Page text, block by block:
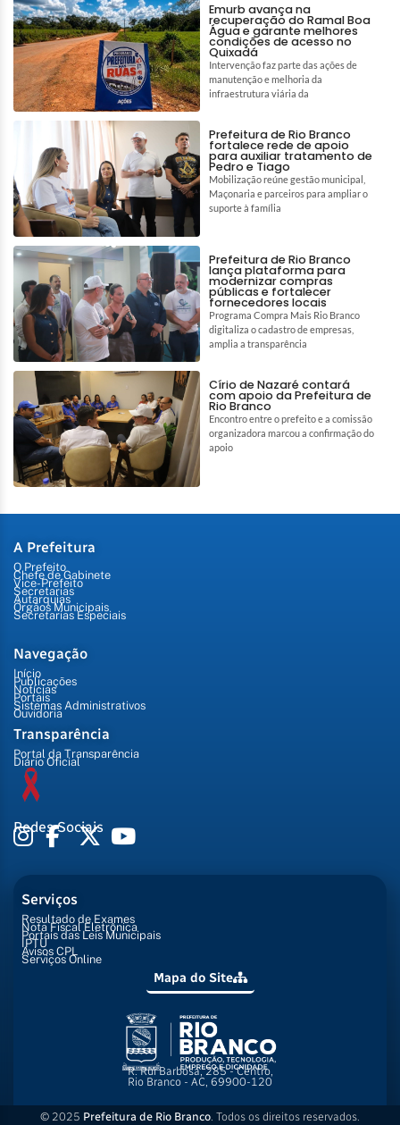
Emurb avança na
recuperação do Ramal Boa
Água e garante melhores
condições de acesso no
Quixadá
Intervenção faz parte das ações de
manutenção e melhoria da
infraestrutura viária da
Prefeitura de Rio Branco
fortalece rede de apoio
para auxiliar tratamento de
Pedro e Tiago
Mobilização reúne gestão municipal,
Maçonaria e parceiros para ampliar o
suporte à família
Prefeitura de Rio Branco
lança plataforma para
modernizar compras
públicas e fortalecer
fornecedores locais
Programa Compra Mais Rio Branco
digitaliza o cadastro de empresas,
amplia a transparência
Círio de Nazaré contará
com apoio da Prefeitura de
Rio Branco
Encontro entre o prefeito e a comissão
organizadora marcou a confirmação do
apoio
A Prefeitura
O Prefeito
Chefe de Gabinete
Vice-Prefeito
Secretarias
Autarquias
Órgãos Municipais
Secretarias Especiais
Navegação
Início
Publicações
Notícias
Portais
Sistemas Administrativos
Ouvidoria
Transparência
Portal da Transparência
Diário Oficial
Redes Sociais
Serviços
Resultado de Exames
Nota Fiscal Eletrônica
Portais das Leis Municipais
IPTU
Avisos CPL
Serviços Online
Mapa do Site
R. Rui Barbosa, 285 - Centro,
Rio Branco - AC, 69900-120
© 2025 Prefeitura de Rio Branco . Todos os direitos reservados.